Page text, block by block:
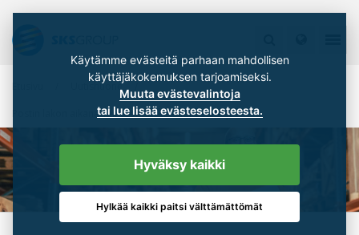
Uutishuone
Postin lakon aikana vaihtoehtoisia toimitustapoja
Käytämme evästeitä parhaan mahdollisen
Muuta evästevalintoja
tai lue lisää evästeselosteesta.
Hyväksy kaikki
Hylkää kaikki paitsi välttämättömät